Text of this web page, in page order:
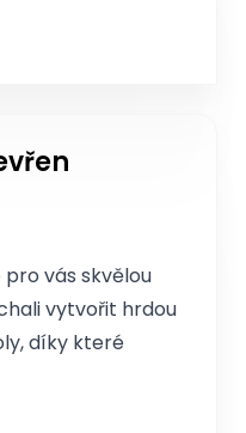
vás skvělou
vytvořit hrdou
díky které